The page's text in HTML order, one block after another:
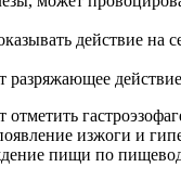
действие
разряжающее
отметить
изжоги и
пищи по